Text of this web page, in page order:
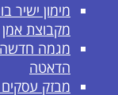
מימון
מקבוצת אמן
מגמה
הדאטה